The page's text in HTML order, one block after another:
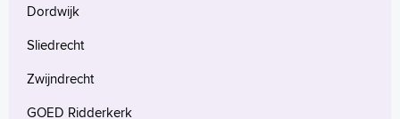
Dordwijk
Sliedrecht
Zwijndrecht
GOED Ridderkerk